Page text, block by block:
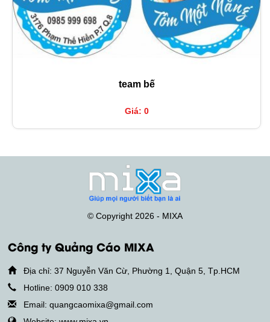
team bế
Giá: 0
© Copyright 2026 - MIXA
Công ty Quảng Cáo MIXA
Địa chỉ: 37 Nguyễn Văn Cừ, Phường 1, Quận 5, Tp.HCM
Hotline: 0909 010 338
Email: quangcaomixa@gmail.com